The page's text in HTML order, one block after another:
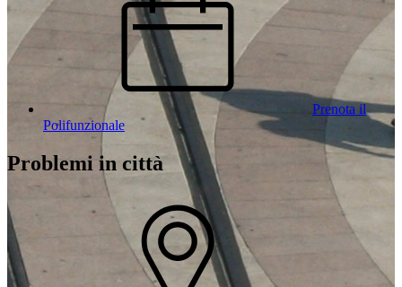
Prenota il
Polifunzionale
Problemi in città